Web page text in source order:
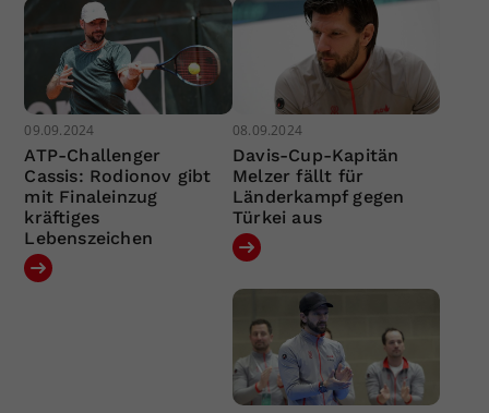
09.09.2024
ATP-Challenger
Cassis: Rodionov gibt
mit Finaleinzug
kräftiges
Lebenszeichen
08.09.2024
Davis-Cup-Kapitän
Melzer fällt für
Länderkampf gegen
Türkei aus